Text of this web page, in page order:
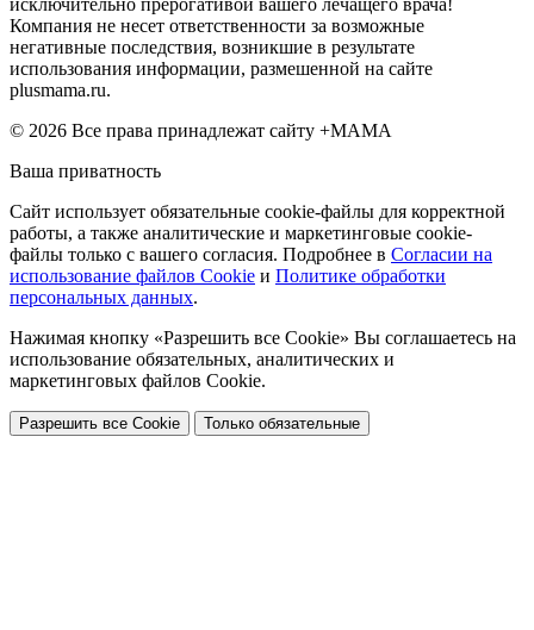
Компания не несет ответственности за возможные
негативные последствия, возникшие в результате
использования информации, размешенной на сайте
plusmama.ru.
© 2026 Все права принадлежат сайту +МАМА
Ваша приватность
Сайт использует обязательные cookie-файлы для корректной
работы, а также аналитические и маркетинговые cookie-
файлы только с вашего согласия. Подробнее в Согласии на
использование файлов Cookie и Политике обработки
персональных данных.
Нажимая кнопку «Разрешить все Cookie» Вы соглашаетесь на
использование обязательных, аналитических и
маркетинговых файлов Cookie.
Разрешить все Cookie Только обязательные